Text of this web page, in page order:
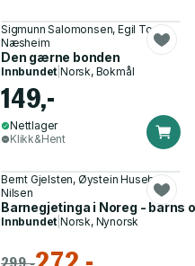
Sigmunn Salomonsen, Egil Torin
Næsheim
Den gærne bonden
Innbundet |Norsk, Bokmål
149,-
Nettlager
Klikk&Hent
Bernt Gjelsten, Øystein Husebø
Nilsen
Barnegjetinga i Noreg - barns
Innbundet |Norsk, Nynorsk
299,-